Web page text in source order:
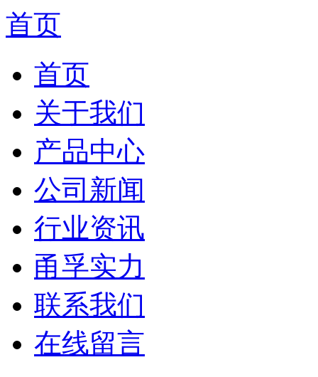
首页
首页
关于我们
产品中心
公司新闻
行业资讯
甬孚实力
联系我们
在线留言